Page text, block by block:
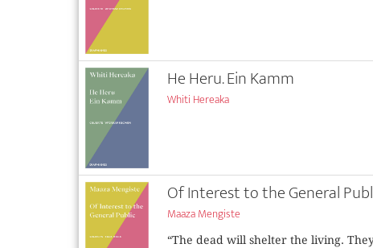
He Heru. Ein Kamm
Whiti Hereaka
Of Interest to the General
Maaza Mengiste
“The dead will shelter the living.